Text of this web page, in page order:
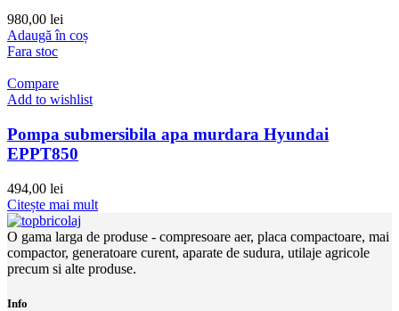
980,00 lei
Adaugă în coș
Fara stoc
Compare
Add to wishlist
Pompa submersibila apa murdara Hyundai
EPPT850
494,00 lei
Citește mai mult
O gama larga de produse - compresoare aer, placa compactoare, mai
compactor, generatoare curent, aparate de sudura, utilaje agricole
precum si alte produse.
Info